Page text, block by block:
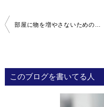
投
ビ
ゲ
部屋に物を増やさないための片付いた状態を保つ７つのコツ
このブログを書いてる人